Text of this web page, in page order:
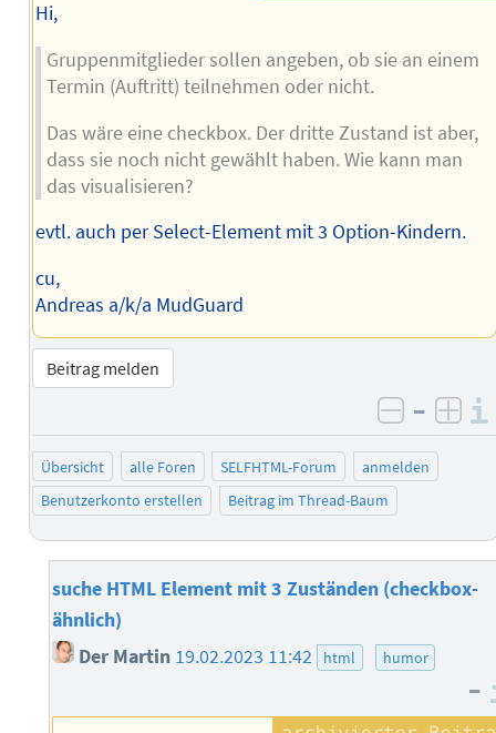
Hi,
Gruppenmitglieder sollen angeben, ob sie an einem
Termin (Auftritt) teilnehmen oder nicht.
Das wäre eine checkbox. Der dritte Zustand ist aber,
dass sie noch nicht gewählt haben. Wie kann man
das visualisieren?
evtl. auch per Select-Element mit 3 Option-Kindern.
cu,
Andreas a/k/a MudGuard
Beitrag melden
negativ
–
Übersicht alle Foren SELFHTML-Forum
anmelden
Benutzerkonto erstellen
Beitrag im Thread-Baum
suche HTML Element mit 3 Zuständen (checkbox-
ähnlich)
Der Martin 19.02.2023 11:42 html humor
–